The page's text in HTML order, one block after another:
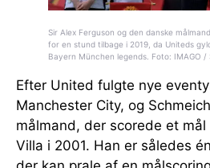
Sir Alex Ferguson og den danske
for en stund tilbage i 2019, da Uniteds
Bayern München legends. Foto: IMAGO
Efter United fulgte nye
Manchester City, og
målmand, der scorede et
Villa i 2001. Han er således